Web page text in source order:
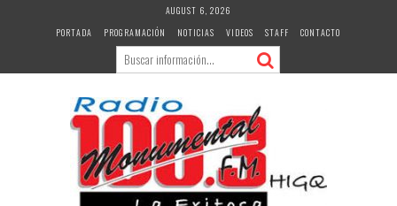
AUGUST 6, 2026
PORTADA
PROGRAMACIÓN NOTICIAS VIDEOS STAFF CONTACTO